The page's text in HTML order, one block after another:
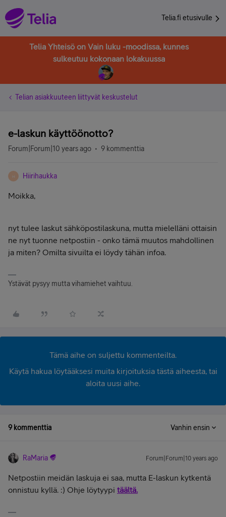
Telia.fi etusivulle
Telia Yhteisö on Vain luku -moodissa, kunnes
sulkeutuu kokonaan lokakuussa
Telian asiakkuuteen liittyvät keskustelut
e-laskun käyttöönotto?
Forum|Forum|10 years ago 9 kommenttia
H Hiirihaukka
Moikka,
nyt tulee laskut sähköpostilaskuna, mutta mielelläni ottaisin
ne nyt tuonne netpostiin - onko tämä muutos mahdollinen
ja miten? Omilta sivuilta ei löydy tähän infoa.
Ystävät pysyy mutta vihamiehet vaihtuu.
Tämä aihe on suljettu kommenteilta.
Käytä hakua löytääksesi muita kirjoituksia tästä aiheesta, tai
aloita uusi aihe.
9 kommenttia Vanhin ensin
RaMaria Forum|Forum|10 years ago
Netpostiin meidän laskuja ei saa, mutta E-laskun kytkentä
onnistuu kyllä. :) Ohje löytyypi täältä.